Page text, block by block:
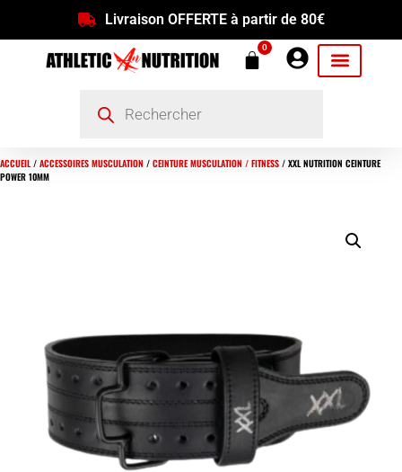
Livraison OFFERTE à partir de 80€
0
ACCUEIL/ ACCESSOIRES MUSCULATION / CEINTURE MUSCULATION / FITNESS / XXL NUTRITION CEINTURE
POWER 10MM